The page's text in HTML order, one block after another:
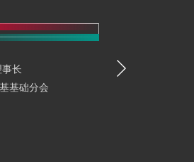
长
基础分会